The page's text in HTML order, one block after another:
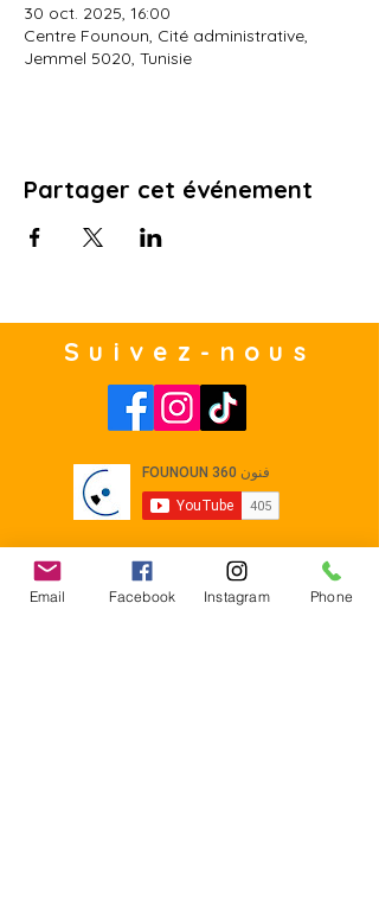
30 oct. 2025, 16:00
Centre Founoun, Cité administrative,
Jemmel 5020, Tunisie
Partager cet événement
Suivez-nous
Email Facebook Instagram Phone